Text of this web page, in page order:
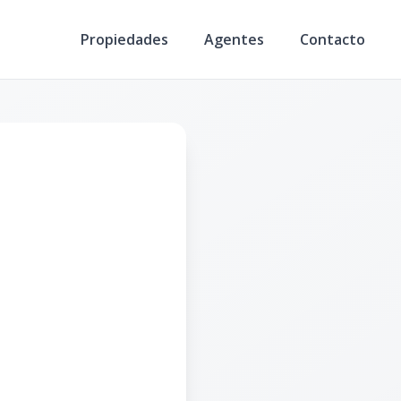
Propiedades Agentes Contacto